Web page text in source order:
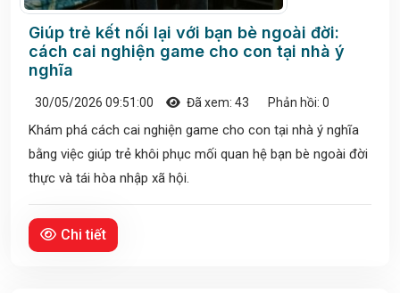
Giúp trẻ kết nối lại với bạn bè ngoài đời:
cách cai nghiện game cho con tại nhà ý
nghĩa
30/05/2026 09:51:00 Đã xem: 43 Phản hồi: 0
Khám phá cách cai nghiện game cho con tại nhà ý nghĩa
bằng việc giúp trẻ khôi phục mối quan hệ bạn bè ngoài đời
thực và tái hòa nhập xã hội.
Chi tiết